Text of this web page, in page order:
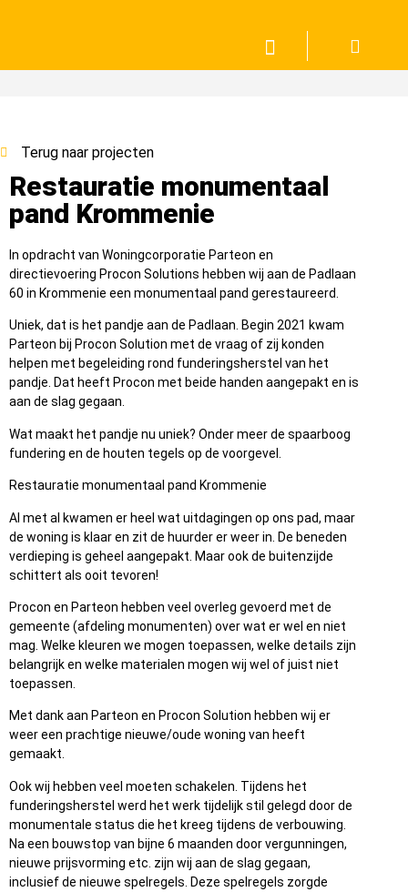
Terug naar projecten
Restauratie monumentaal
pand Krommenie
In opdracht van Woningcorporatie Parteon en
directievoering Procon Solutions hebben wij aan de Padlaan
60 in Krommenie een monumentaal pand gerestaureerd.
Uniek, dat is het pandje aan de Padlaan. Begin 2021 kwam
Parteon bij Procon Solution met de vraag of zij konden
helpen met begeleiding rond funderingsherstel van het
pandje. Dat heeft Procon met beide handen aangepakt en is
aan de slag gegaan.
Wat maakt het pandje nu uniek? Onder meer de spaarboog
fundering en de houten tegels op de voorgevel.
Restauratie monumentaal pand Krommenie
Al met al kwamen er heel wat uitdagingen op ons pad, maar
de woning is klaar en zit de huurder er weer in. De beneden
verdieping is geheel aangepakt. Maar ook de buitenzijde
schittert als ooit tevoren!
Procon en Parteon hebben veel overleg gevoerd met de
gemeente (afdeling monumenten) over wat er wel en niet
mag. Welke kleuren we mogen toepassen, welke details zijn
belangrijk en welke materialen mogen wij wel of juist niet
toepassen.
Met dank aan Parteon en Procon Solution hebben wij er
weer een prachtige nieuwe/oude woning van heeft
gemaakt.
Ook wij hebben veel moeten schakelen. Tijdens het
funderingsherstel werd het werk tijdelijk stil gelegd door de
monumentale status die het kreeg tijdens de verbouwing.
Na een bouwstop van bijne 6 maanden door vergunningen,
nieuwe prijsvorming etc. zijn wij aan de slag gegaan,
inclusief de nieuwe spelregels. Deze spelregels zorgde